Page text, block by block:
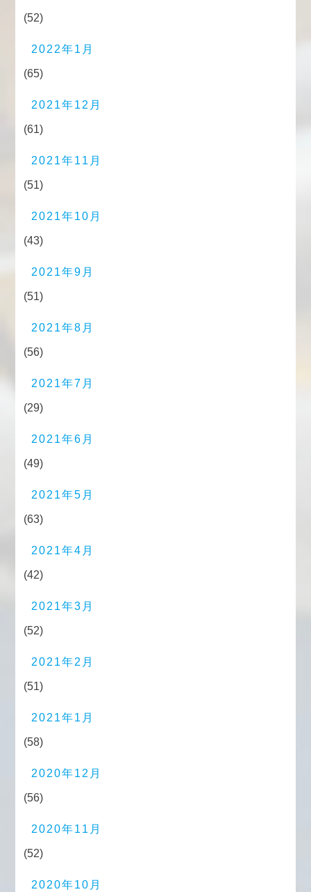
(52)
2022年1月
(65)
2021年12月
(61)
2021年11月
(51)
2021年10月
(43)
2021年9月
(51)
2021年8月
(56)
2021年7月
(29)
2021年6月
(49)
2021年5月
(63)
2021年4月
(42)
2021年3月
(52)
2021年2月
(51)
2021年1月
(58)
2020年12月
(56)
2020年11月
(52)
2020年10月